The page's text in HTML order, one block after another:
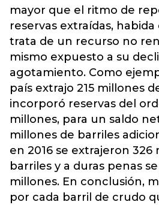
mayor que el ritmo de
reservas extraídas,
trata de un recurso no
mismo expuesto a su
agotamiento. Como
país extrajo 215 millones
incorporó reservas del
millones, para un saldo
millones de barriles
en 2016 se extrajeron 326
barriles y a duras penas
millones. En conclusión,
por cada barril de crudo